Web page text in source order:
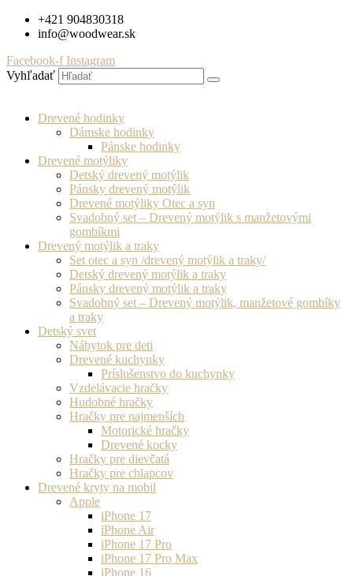
Preskočiť+421 904830318
info@woodwear.sk
Facebook-f Instagram
Vyhľadať
Drevené hodinky
Dámske hodinky
Pánske hodinky
Drevené motýliky
Detský drevený motýlik
Pánsky drevený motýlik
Drevené motýliky Otec a syn
Svadobný set – Drevený motýlik s manžetovými
gombíkmi
Drevený motýlik a traky
Set otec a syn /drevený motýlik a traky/
Detský drevený motýlik a traky
Pánsky drevený motýlik a traky
Svadobný set – Drevený motýlik, manžetové gombíky
a traky
Detský svet
Nábytok pre deti
Drevené kuchynky
Príslušenstvo do kuchynky
Vzdelávacie hračky
Hudobné hračky
Hračky pre najmenších
Motorické hračky
Drevené kocky
Hračky pre dievčatá
Hračky pre chlapcov
Drevené kryty na mobil
Apple
iPhone 17
iPhone Air
iPhone 17 Pro
iPhone 17 Pro Max
iPhone 16